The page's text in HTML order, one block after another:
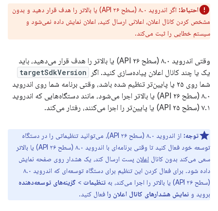
احتیاط:
اگر اندروید ۸.۰ (سطح API ۲۶) یا بالاتر را هدف قرار دهید و بدون
مشخص کردن کانال اعلان، اعلانی ارسال کنید، اعلان نمایش داده نمی‌شود و
سیستم خطایی را ثبت می‌کند.
وقتی اندروید ۸.۰ (سطح API ۲۶) یا بالاتر را هدف قرار می‌دهید، باید
یک یا چند کانال اعلان پیاده‌سازی کنید. اگر
targetSdkVersion
شما روی ۲۵ یا پایین‌تر تنظیم شده باشد، وقتی برنامه شما روی اندروید
۸.۰ (سطح API ۲۶) یا بالاتر اجرا می‌شود، مانند دستگاه‌هایی که اندروید
۷.۱ (سطح API ۲۵) یا پایین‌تر را اجرا می‌کنند، رفتار می‌کند.
توجه:
از اندروید ۸.۰ (سطح API ۲۶)، می‌توانید تنظیماتی را در دستگاه
توسعه خود فعال کنید تا وقتی برنامه‌ای با اندروید ۸.۰ (سطح API ۲۶) یا بالاتر
سعی می‌کند بدون کانال اعلان پست ارسال کند، یک هشدار روی صفحه نمایش
داده شود. برای فعال کردن این تنظیم برای دستگاه توسعه‌ای که اندروید ۸.۰
(سطح API ۲۶) یا بالاتر را اجرا می‌کند، به
تنظیمات > گزینه‌های توسعه‌دهنده
بروید و نمایش هشدارهای کانال اعلان را فعال کنید.